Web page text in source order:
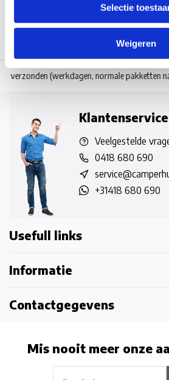
Selectie
Weigeren
verzonden (werkdagen, normale pakketten
Klantenservice
Veelgestelde
0418 680 690
+31418 680 690
Usefull links
Informatie
Contactgegevens
Mis nooit meer onze